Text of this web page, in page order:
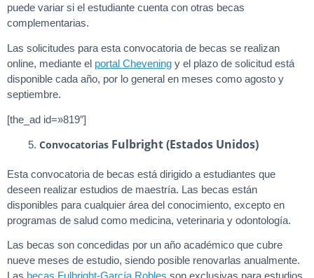
puede variar si el estudiante cuenta con otras becas
complementarias.
Las solicitudes para esta convocatoria de becas se realizan
online, mediante el portal Chevening y el plazo de solicitud está
disponible cada año, por lo general en meses como agosto y
septiembre.
[the_ad id=»819″]
Convocatorias Fulbright (Estados Unidos)
Esta convocatoria de becas está dirigido a estudiantes que
deseen realizar estudios de maestría. Las becas están
disponibles para cualquier área del conocimiento, excepto en
programas de salud como medicina, veterinaria y odontología.
Las becas son concedidas por un año académico que cubre
nueve meses de estudio, siendo posible renovarlas anualmente.